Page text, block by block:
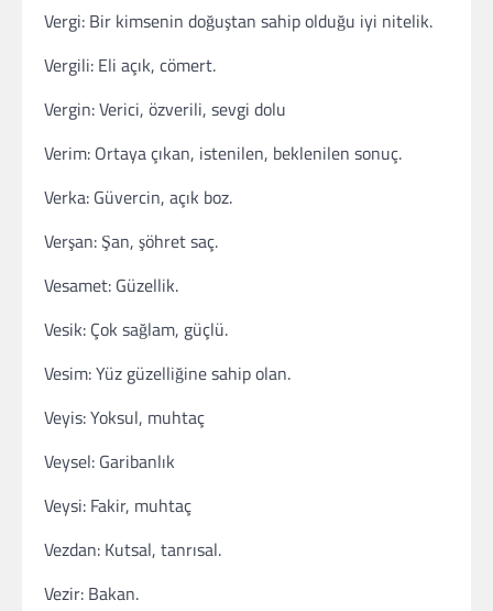
Vergi: Bir kimsenin doğuştan sahip olduğu iyi nitelik.
Vergili: Eli açık, cömert.
Vergin: Verici, özverili, sevgi dolu
Verim: Ortaya çıkan, istenilen, beklenilen sonuç.
Verka: Güvercin, açık boz.
Verşan: Şan, şöhret saç.
Vesamet: Güzellik.
Vesik: Çok sağlam, güçlü.
Vesim: Yüz güzelliğine sahip olan.
Veyis: Yoksul, muhtaç
Veysel: Garibanlık
Veysi: Fakir, muhtaç
Vezdan: Kutsal, tanrısal.
Vezir: Bakan.